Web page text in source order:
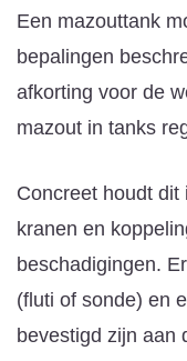
Een mazouttank
bepalingen
afkorting voor de
mazout in tanks
Concreet houdt dit
kranen en
beschadigingen.
(fluti of sonde) en
bevestigd zijn aan